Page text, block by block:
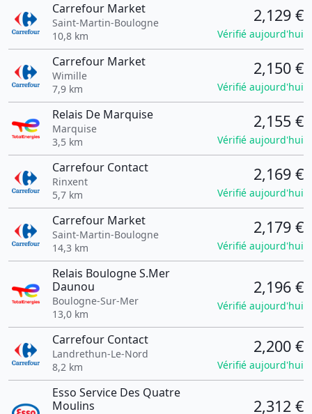
Carrefour Market
Saint-Martin-Boulogne
10,8 km
2,129 €
Vérifié aujourd'hui
Carrefour Market
Wimille
7,9 km
2,150 €
Vérifié aujourd'hui
Relais De Marquise
Marquise
3,5 km
2,155 €
Vérifié aujourd'hui
Carrefour Contact
Rinxent
5,7 km
2,169 €
Vérifié aujourd'hui
Carrefour Market
Saint-Martin-Boulogne
14,3 km
2,179 €
Vérifié aujourd'hui
Relais Boulogne S.Mer
Daunou
Boulogne-Sur-Mer
13,0 km
2,196 €
Vérifié aujourd'hui
Carrefour Contact
Landrethun-Le-Nord
8,2 km
2,200 €
Vérifié aujourd'hui
Esso Service Des Quatre
Moulins
2,312 €